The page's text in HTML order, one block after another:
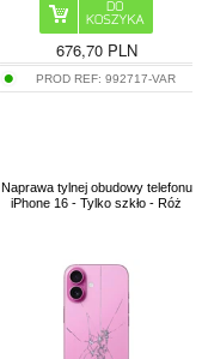
676,70 PLN
PROD REF: 992717-VAR
Naprawa tylnej obudowy telefonu
iPhone 16 - Tylko szkło - Róż